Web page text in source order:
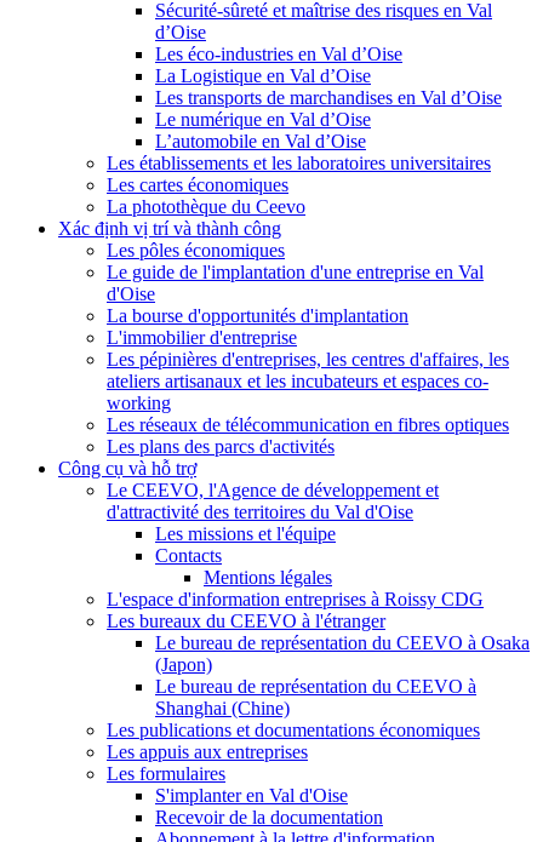
Sécurité-sûreté et maîtrise des risques en Val
d’Oise
Les éco-industries en Val d’Oise
La Logistique en Val d’Oise
Les transports de marchandises en Val d’Oise
Le numérique en Val d’Oise
L’automobile en Val d’Oise
Les établissements et les laboratoires universitaires
Les cartes économiques
La photothèque du Ceevo
Xác định vị trí và thành công
Les pôles économiques
Le guide de l'implantation d'une entreprise en Val
d'Oise
La bourse d'opportunités d'implantation
L'immobilier d'entreprise
Les pépinières d'entreprises, les centres d'affaires, les
ateliers artisanaux et les incubateurs et espaces co-
working
Les réseaux de télécommunication en fibres optiques
Les plans des parcs d'activités
Công cụ và hỗ trợ
Le CEEVO, l'Agence de développement et
d'attractivité des territoires du Val d'Oise
Les missions et l'équipe
Contacts
Mentions légales
L'espace d'information entreprises à Roissy CDG
Les bureaux du CEEVO à l'étranger
Le bureau de représentation du CEEVO à Osaka
(Japon)
Le bureau de représentation du CEEVO à
Shanghai (Chine)
Les publications et documentations économiques
Les appuis aux entreprises
Les formulaires
S'implanter en Val d'Oise
Recevoir de la documentation